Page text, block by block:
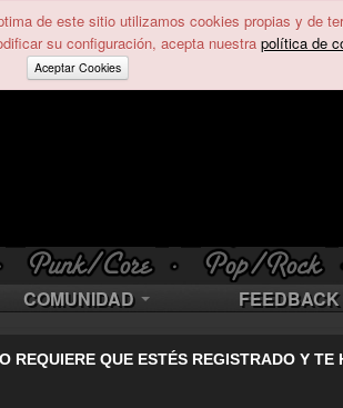
de este sitio utilizamos cookies propias y de
su configuración, acepta nuestra política de
Aceptar Cookies
COMUNIDAD FEEDBACK
REQUIERE QUE ESTÉS REGISTRADO Y TE